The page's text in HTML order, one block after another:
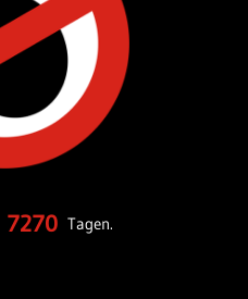
7270 Tagen.